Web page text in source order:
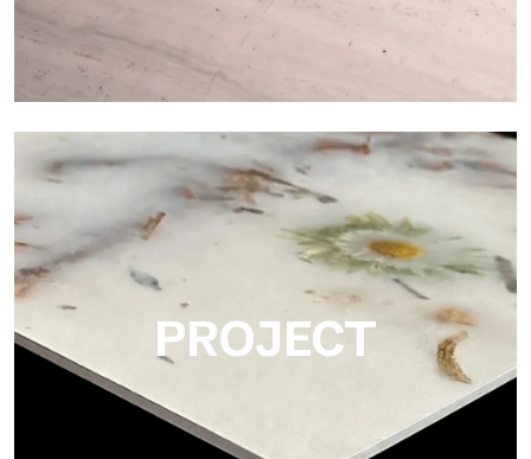
Matte
Ultralight Matte ist die satinierte dekorative Platte von
Tecnografica, ideal für die realistische Wiedergabe von
Marmor, glatten Steinen und natürlichen Texturen.
PROJECT